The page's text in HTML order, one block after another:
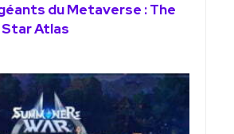
du Metaverse : The
Atlas